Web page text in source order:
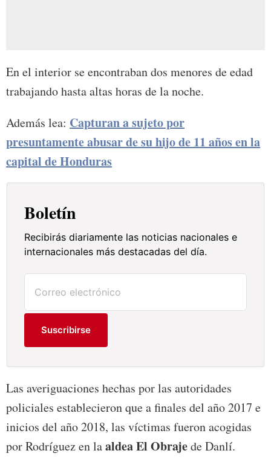
En el interior se encontraban dos menores de edad
trabajando hasta altas horas de la noche.
Además lea: Capturan a sujeto por
presuntamente abusar de su hijo de 11 años en la
capital de Honduras
Boletín
Recibirás diariamente las noticias nacionales e
internacionales más destacadas del día.
Suscribirse
Las averiguaciones hechas por las autoridades
policiales establecieron que a finales del año 2017 e
inicios del año 2018, las víctimas fueron acogidas
por Rodríguez en laaldea El Obrajede Danlí.